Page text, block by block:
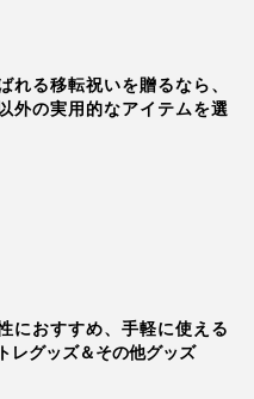
上続けること自体がカラ
ち上がるタイミングに気
す。
す」を体感できたことは
ユル・チェアー』に座
足先までぽかぽかする
新陳代謝が上がったの
ングになるのなら、運動
って、ありがたすぎま
れる移転祝いを贈るなら、
外の実用的なアイテムを選
におすすめ、手軽に使える
レグッズ＆その他グッズ